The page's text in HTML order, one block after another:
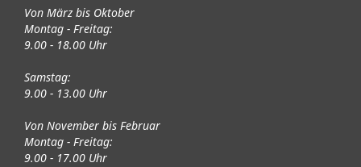
Von März bis Oktober
Montag - Freitag:
9.00 - 18.00 Uhr
Samstag:
9.00 - 13.00 Uhr
Von November bis Februar
Montag - Freitag:
9.00 - 17.00 Uhr